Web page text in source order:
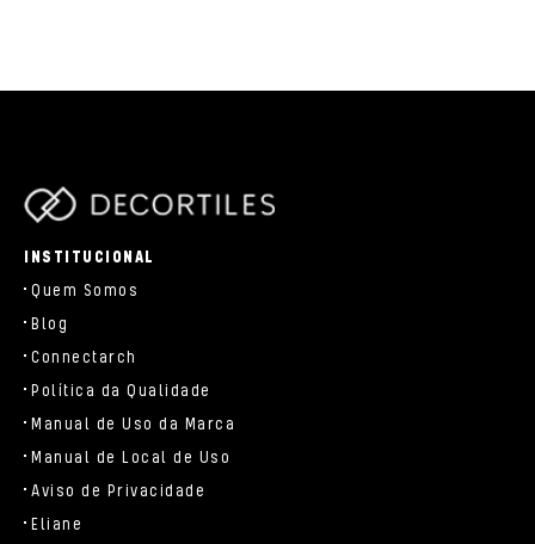
INSTITUCIONAL
Quem Somos
Blog
Connectarch
Política da Qualidade
Manual de Uso da Marca
Manual de Local de Uso
Aviso de Privacidade
Eliane